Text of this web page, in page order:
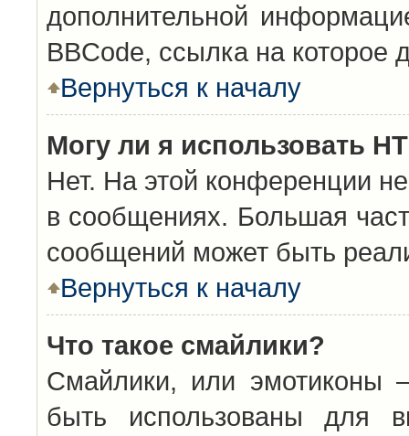
дополнительной
BBCode, ссылка на
Вернуться к началу
Могу ли я использовать
Нет. На этой конференции
в сообщениях. Большая
сообщений может быть
Вернуться к началу
Что такое смайлики?
Смайлики, или эмотиконы
быть использованы для